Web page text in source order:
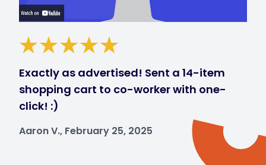
Exactly as advertised! Sent a 14-item
shopping cart to co-worker with one-
click! :)
Aaron V., February 25, 2025